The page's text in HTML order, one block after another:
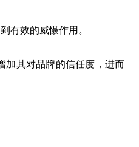
有效的威慑作用。
加其对品牌的信任度，进而